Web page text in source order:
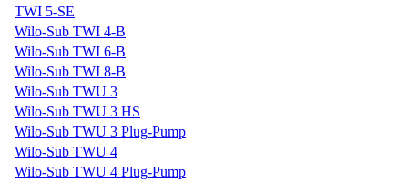
TWI 5-SE
Wilo-Sub TWI 4-B
Wilo-Sub TWI 6-B
Wilo-Sub TWI 8-B
Wilo-Sub TWU 3
Wilo-Sub TWU 3 HS
Wilo-Sub TWU 3 Plug-Pump
Wilo-Sub TWU 4
Wilo-Sub TWU 4 Plug-Pump